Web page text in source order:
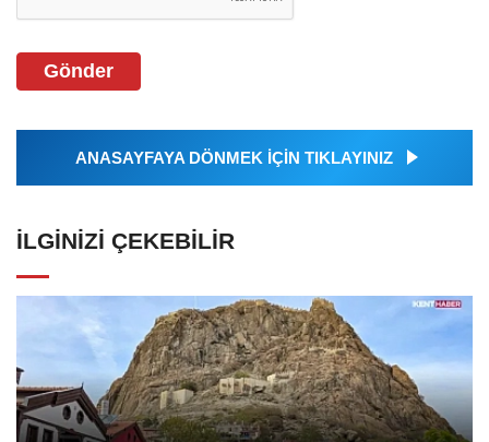
Gönder
ANASAYFAYA DÖNMEK İÇİN TIKLAYINIZ
İLGINIZI ÇEKEBILIR